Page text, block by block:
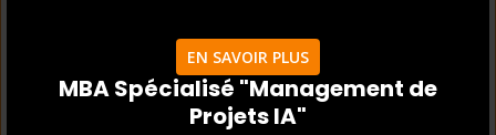
EN SAVOIR PLUS
MBA Spécialisé "Management de
Projets IA"
28 %
TAUX DE CRÉATEURS D'ENTREPRISES